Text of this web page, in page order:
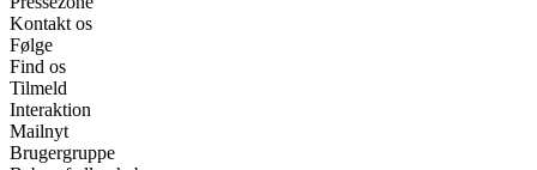
Kontakt os
Følge
Find os
Tilmeld
Interaktion
Mailnyt
Brugergruppe